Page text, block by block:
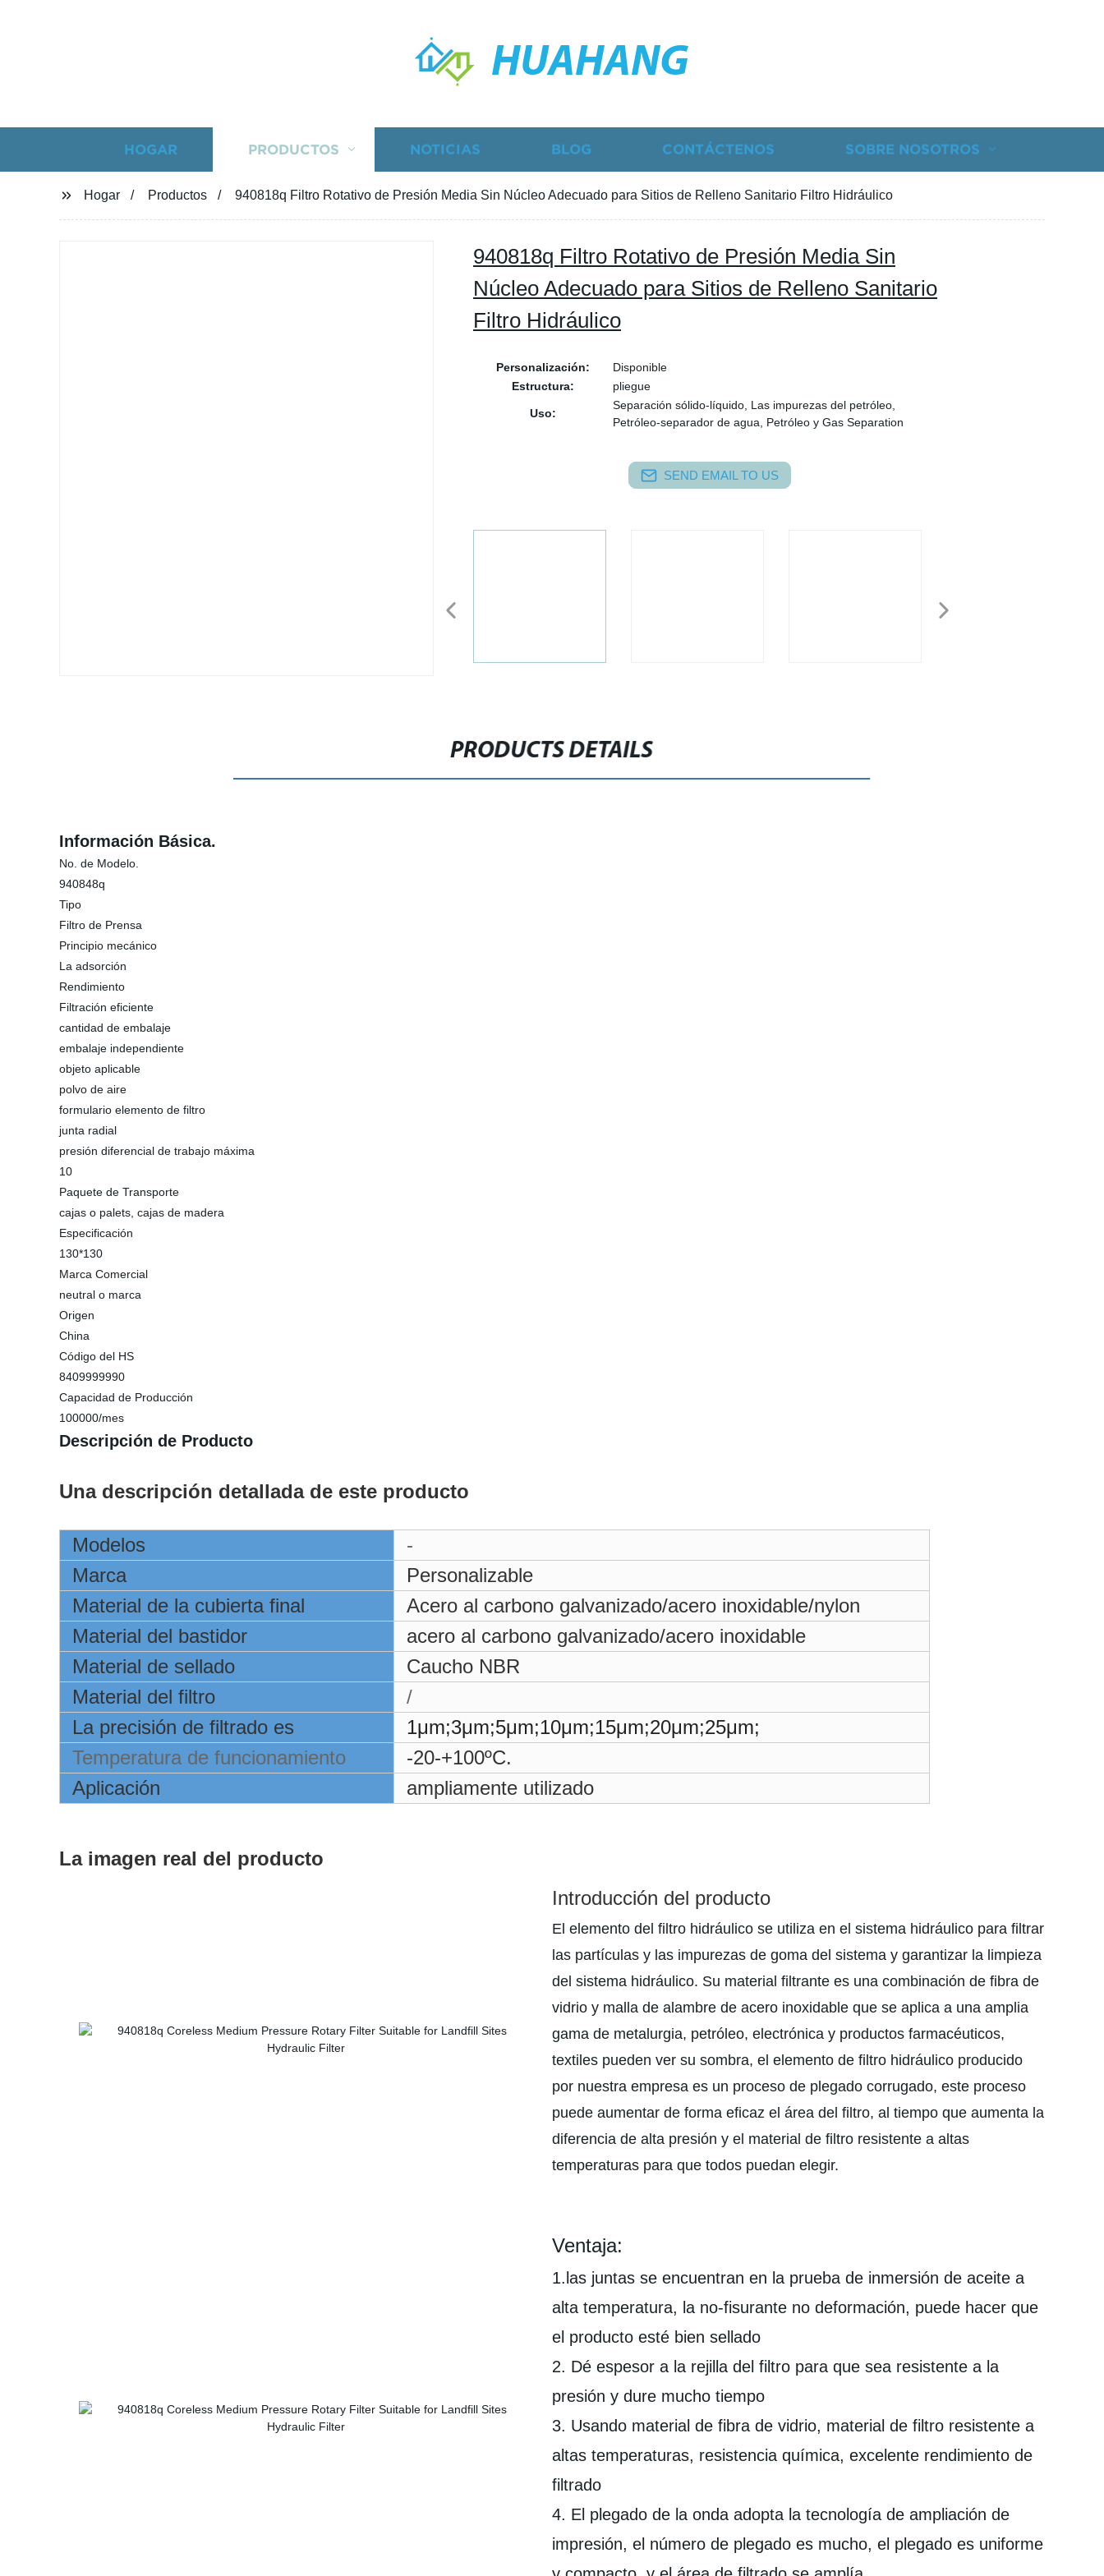
HUAHANG
HOGAR PRODUCTOS NOTICIAS BLOG CONTÁCTENOS SOBRE NOSOTROS
Hogar Productos 940818q Filtro Rotativo de Presión Media Sin Núcleo Adecuado para Sitios de Relleno Sanitario Filtro Hidráulico
940818q Filtro Rotativo de Presión Media Sin
Núcleo Adecuado para Sitios de Relleno Sanitario
Filtro Hidráulico
Personalización:
Disponible
Estructura:
pliegue
Uso:
Separación sólido-líquido, Las impurezas del petróleo,
Petróleo-separador de agua, Petróleo y Gas Separation
SEND EMAIL TO US
PRODUCTS DETAILS
Información Básica.
No. de Modelo.
940848q
Tipo
Filtro de Prensa
Principio mecánico
La adsorción
Rendimiento
Filtración eficiente
cantidad de embalaje
embalaje independiente
objeto aplicable
polvo de aire
formulario elemento de filtro
junta radial
presión diferencial de trabajo máxima
10
Paquete de Transporte
cajas o palets, cajas de madera
Especificación
130*130
Marca Comercial
neutral o marca
Origen
China
Código del HS
8409999990
Capacidad de Producción
100000/mes
Descripción de Producto
Una descripción detallada de este producto
Modelos
-
Marca
Personalizable
Material de la cubierta final
Acero al carbono galvanizado/acero inoxidable/nylon
Material del bastidor
acero al carbono galvanizado/acero inoxidable
Material de sellado
Caucho NBR
Material del filtro
/
La precisión de filtrado es
1μm;3μm;5μm;10μm;15μm;20μm;25μm;
Temperatura de funcionamiento
-20-+100ºC.
Aplicación
ampliamente utilizado
La imagen real del producto
Introducción del producto
El elemento del filtro hidráulico se utiliza en el sistema hidráulico para filtrar
las partículas y las impurezas de goma del sistema y garantizar la limpieza
del sistema hidráulico. Su material filtrante es una combinación de fibra de
vidrio y malla de alambre de acero inoxidable que se aplica a una amplia
gama de metalurgia, petróleo, electrónica y productos farmacéuticos,
textiles pueden ver su sombra, el elemento de filtro hidráulico producido
por nuestra empresa es un proceso de plegado corrugado, este proceso
puede aumentar de forma eficaz el área del filtro, al tiempo que aumenta la
diferencia de alta presión y el material de filtro resistente a altas
temperaturas para que todos puedan elegir.
Ventaja:
1.las juntas se encuentran en la prueba de inmersión de aceite a
alta temperatura, la no-fisurante no deformación, puede hacer que
el producto esté bien sellado
2. Dé espesor a la rejilla del filtro para que sea resistente a la
presión y dure mucho tiempo
3. Usando material de fibra de vidrio, material de filtro resistente a
altas temperaturas, resistencia química, excelente rendimiento de
filtrado
4. El plegado de la onda adopta la tecnología de ampliación de
impresión, el número de plegado es mucho, el plegado es uniforme